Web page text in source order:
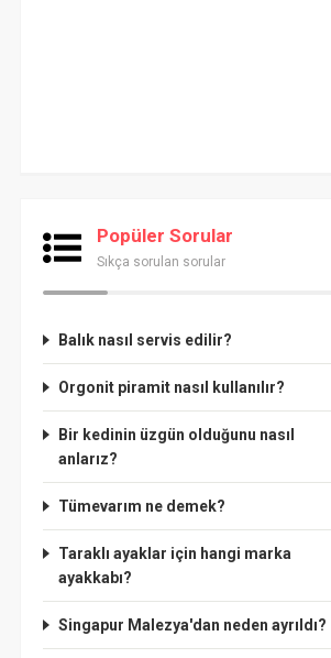
Popüler Sorular
Sıkça sorulan sorular
Balık nasıl servis edilir?
Orgonit piramit nasıl kullanılır?
Bir kedinin üzgün olduğunu nasıl
anlarız?
Tümevarım ne demek?
Taraklı ayaklar için hangi marka
ayakkabı?
Singapur Malezya'dan neden ayrıldı?